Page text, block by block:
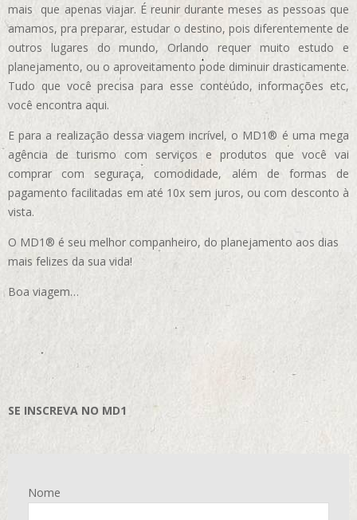
mais que apenas viajar. É reunir durante meses as pessoas que
amamos, pra preparar, estudar o destino, pois diferentemente de
outros lugares do mundo, Orlando requer muito estudo e
planejamento, ou o aproveitamento pode diminuir drasticamente.
Tudo que você precisa para esse conteúdo, informações etc,
você encontra aqui.
E para a realização dessa viagem incrível, o MD1® é uma mega
agência de turismo com serviços e produtos que você vai
comprar com seguraça, comodidade, além de formas de
pagamento facilitadas em até 10x sem juros, ou com desconto à
vista.
O MD1® é seu melhor companheiro, do planejamento aos dias
mais felizes da sua vida!
Boa viagem…
SE INSCREVA NO MD1
Nome